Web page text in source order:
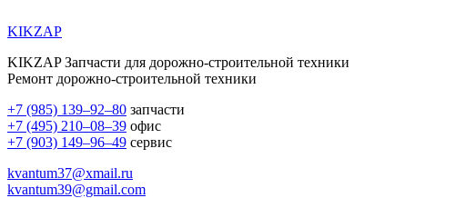
KIKZAP
KIKZAP Запчасти для дорожно-строительной техники
Ремонт дорожно-строительной техники
+7 (985) 139–92–80 запчасти
+7 (495) 210–08–39 офис
+7 (903) 149–96–49 сервис
kvantum37@xmail.ru
kvantum39@gmail.com